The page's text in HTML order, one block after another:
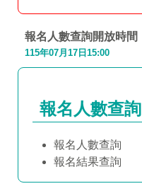
報名人數查詢開放時間
115年07月17日15:00
報名人數查詢
報名人數查詢
報名結果查詢